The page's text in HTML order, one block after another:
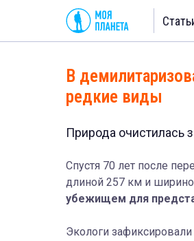
В
редкие виды
Природа очистилась
Спустя 70 лет после
длиной 257 км и
убежищем для
Экологи